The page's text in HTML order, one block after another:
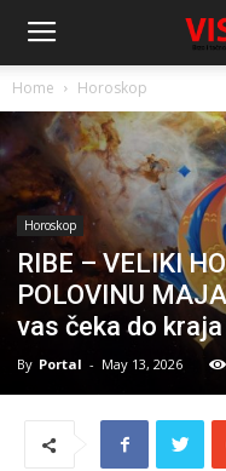
Home Horoskop
Horoskop
RIBE – VELIKI
POLOVINU
vas čeka do
By Portal - May 13, 2026